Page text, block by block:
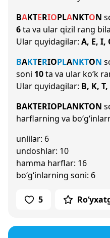
BAKTERIOPLANKTON
6ta va ular qizil rang
Ular quyidagilar: A, E, I,
BAKTERIOPLANKTON
soni 10ta va ular ko‘k
Ular quyidagilar: B, K,
BAKTERIOPLANKTON
harflarning va
unlilar: 6
undoshlar: 10
hamma harflar: 16
bo‘g‘inlarning soni: 6
5